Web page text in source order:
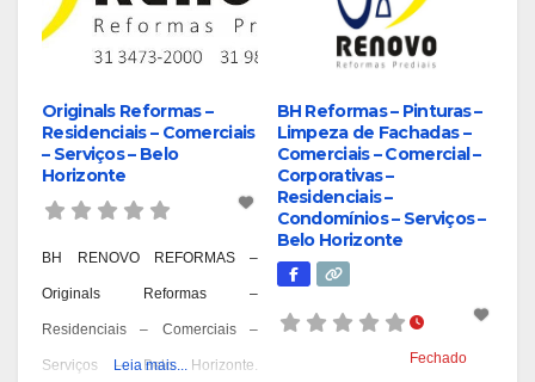
Originals Reformas –
Residenciais – Comerciais
– Serviços – Belo
Horizonte
BH RENOVO REFORMAS –
Originals Reformas –
Residenciais – Comerciais –
Serviços – Belo Horizonte.
Leia mais...
BH Reformas – Pinturas –
Limpeza de Fachadas –
Comerciais – Comercial –
Corporativas –
Residenciais –
Condomínios – Serviços –
Belo Horizonte
Fechado